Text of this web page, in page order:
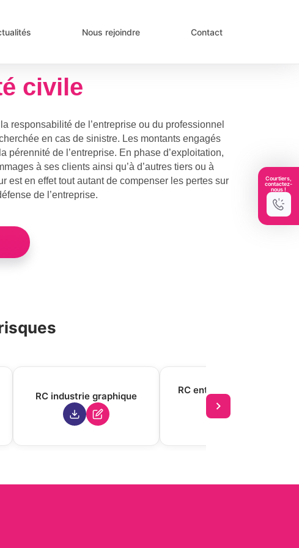
Nous rejoindre Contact
Courtiers,
contactez-
nous !
civile
responsabilité de l’entreprise ou du professionnel
en cas de sinistre. Les montants engagés
pérennité de l’entreprise. En phase d’exploitation,
à ses clients ainsi qu’à d’autres tiers ou à
est en effet tout autant de compenser les pertes sur
de l’entreprise.
RC industrie graphique
RC entreprises de travail
temporaire